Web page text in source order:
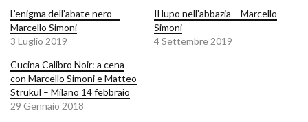
L’enigma dell’abate nero –
Marcello Simoni
3 Luglio 2019
Il lupo nell’abbazia – Marcello
Simoni
4 Settembre 2019
Cucina Calibro Noir: a cena
con Marcello Simoni e Matteo
Strukul – Milano 14 febbraio
29 Gennaio 2018